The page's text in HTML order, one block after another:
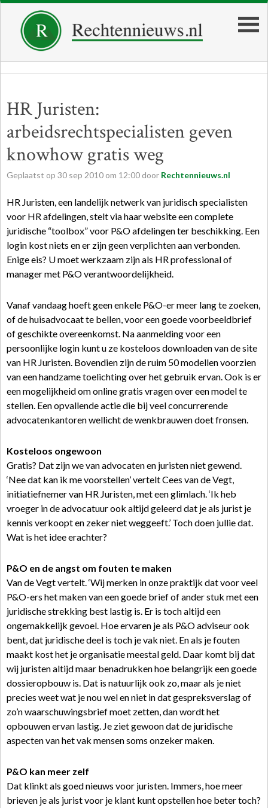
HR Juristen:
arbeidsrechtspecialisten geven
knowhow gratis weg
Geplaatst op 30 sep 2010 om 12:00 door Rechtennieuws.nl
HR Juristen, een landelijk netwerk van juridisch specialisten
voor HR afdelingen, stelt via haar website een complete
juridische “toolbox” voor P&O afdelingen ter beschikking. Een
login kost niets en er zijn geen verplichten aan verbonden.
Enige eis? U moet werkzaam zijn als HR professional of
manager met P&O verantwoordelijkheid.
Vanaf vandaag hoeft geen enkele P&O-er meer lang te zoeken,
of de huisadvocaat te bellen, voor een goede voorbeeldbrief
of geschikte overeenkomst. Na aanmelding voor een
persoonlijke login kunt u ze kosteloos downloaden van de site
van HR Juristen. Bovendien zijn de ruim 50 modellen voorzien
van een handzame toelichting over het gebruik ervan. Ook is er
een mogelijkheid om online gratis vragen over een model te
stellen. Een opvallende actie die bij veel concurrerende
advocatenkantoren wellicht de wenkbrauwen doet fronsen.
Kosteloos ongewoon
Gratis? Dat zijn we van advocaten en juristen niet gewend.
‘Nee dat kan ik me voorstellen’ vertelt Cees van de Vegt,
initiatiefnemer van HR Juristen, met een glimlach. ‘Ik heb
vroeger in de advocatuur ook altijd geleerd dat je als jurist je
kennis verkoopt en zeker niet weggeeft.’ Toch doen jullie dat.
Wat is het idee erachter?
P&O en de angst om fouten te maken
Van de Vegt vertelt. ‘Wij merken in onze praktijk dat voor veel
P&O-ers het maken van een goede brief of ander stuk met een
juridische strekking best lastig is. Er is toch altijd een
ongemakkelijk gevoel. Hoe ervaren je als P&O adviseur ook
bent, dat juridische deel is toch je vak niet. En als je fouten
maakt kost het je organisatie meestal geld. Daar komt bij dat
wij juristen altijd maar benadrukken hoe belangrijk een goede
dossieropbouw is. Dat is natuurlijk ook zo, maar als je niet
precies weet wat je nou wel en niet in dat gespreksverslag of
zo’n waarschuwingsbrief moet zetten, dan wordt het
opbouwen ervan lastig. Je ziet gewoon dat de juridische
aspecten van het vak mensen soms onzeker maken.
P&O kan meer zelf
Dat klinkt als goed nieuws voor juristen. Immers, hoe meer
brieven je als jurist voor je klant kunt opstellen hoe beter toch?